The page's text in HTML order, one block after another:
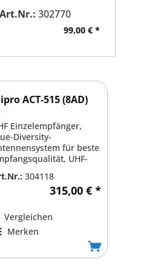
Art.Nr.: 302770
99,00 € *
ACT-515 (8AD)
Einzelempfänger,
Diversity-
für beste
UHF-
304118
315,00 € *
Vergleichen
Merken